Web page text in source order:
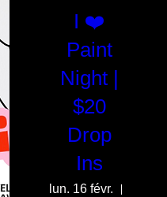
I ❤️
Paint
Night |
$20
Drop
Ins
lun. 16 févr.